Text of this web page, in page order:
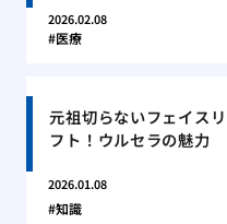
2026.02.08
医療
元祖切らないフェイスリ
フト！ウルセラの魅力
2026.01.08
知識